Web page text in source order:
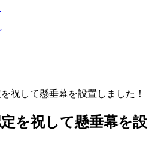
祝して懸垂幕を設置しました！
を祝して懸垂幕を設